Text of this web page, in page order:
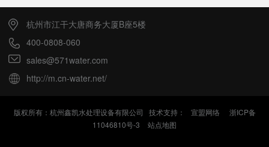
杭州市江干大唐商务大厦B座5楼
400-0808-060
sales@571water.com
http://m.cn-water.net/
版权所有：杭州鑫凯水处理设备有限公司 技术支持： 宣盟网络
浙ICP备
11046810号-3
站点地图